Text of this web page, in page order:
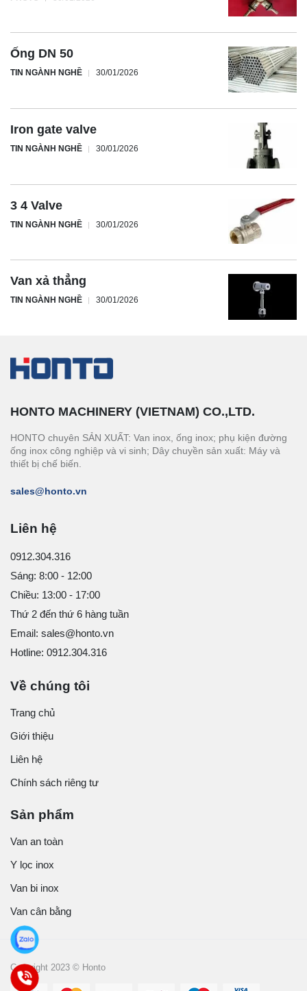
Ống DN 50
TIN NGÀNH NGHỀ 30/01/2026
Iron gate valve
TIN NGÀNH NGHỀ 30/01/2026
3 4 Valve
TIN NGÀNH NGHỀ 30/01/2026
Van xả thẳng
TIN NGÀNH NGHỀ 30/01/2026
HONTO MACHINERY (VIETNAM) CO.,LTD.
HONTO chuyên SẢN XUẤT: Van inox, ống inox; phụ kiện đường
ống inox công nghiệp và vi sinh; Dây chuyền sản xuất: Máy và
thiết bị chế biến.
sales@honto.vn
Liên hệ
0912.304.316
Sáng: 8:00 - 12:00
Chiều: 13:00 - 17:00
Thứ 2 đến thứ 6 hàng tuần
Email: sales@honto.vn
Hotline: 0912.304.316
Về chúng tôi
Trang chủ
Giới thiệu
Liên hệ
Chính sách riêng tư
Sản phẩm
Van an toàn
Y lọc inox
Van bi inox
Van cân bằng
Copyright 2023 © Honto